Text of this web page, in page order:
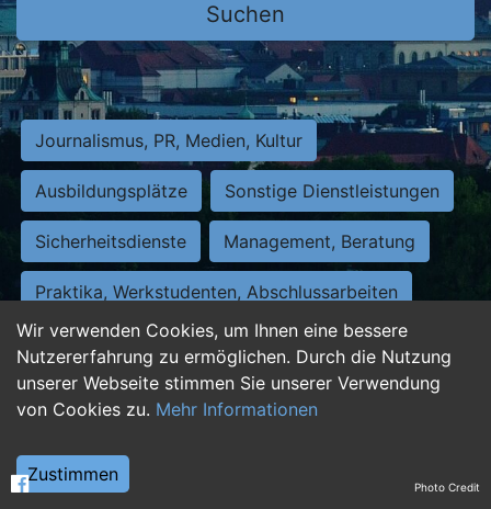
Wir verwenden Cookies, um Ihnen eine bessere
Nutzererfahrung zu ermöglichen. Durch die Nutzung
unserer Webseite stimmen Sie unserer Verwendung
von Cookies zu. Mehr Informationen
Zustimmen
Suchen
Journalismus, PR, Medien, Kultur
Ausbildungsplätze Sonstige Dienstleistungen
Sicherheitsdienste Management, Beratung
Praktika, Werkstudenten, Abschlussarbeiten
Personalwesen Assistenz, Sekretariat
Hilfskräfte, Aushilfs- und Nebenjobs
Weiterbildung, Studium, duale Ausbildung Photo Credit